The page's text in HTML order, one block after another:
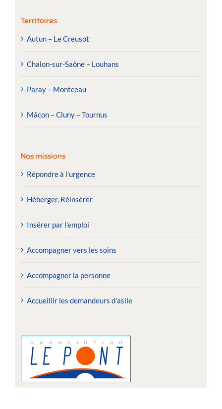
Territoires
Autun – Le Creusot
Chalon-sur-Saône – Louhans
Paray – Montceau
Mâcon – Cluny – Tournus
Nos missions
Répondre à l’urgence
Héberger, Réinsérer
Insérer par l’emploi
Accompagner vers les soins
Accompagner la personne
Accueillir les demandeurs d’asile